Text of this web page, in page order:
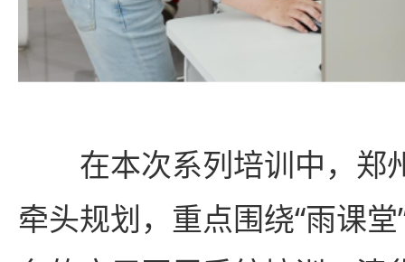
在本次系列培训中，郑
牵头规划，重点围绕“雨课